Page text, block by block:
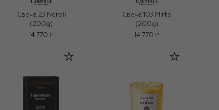
Свеча 23 Neroli
(200g)
14 770 ₽
Свеча 103 Mirto
(200g)
14 770 ₽